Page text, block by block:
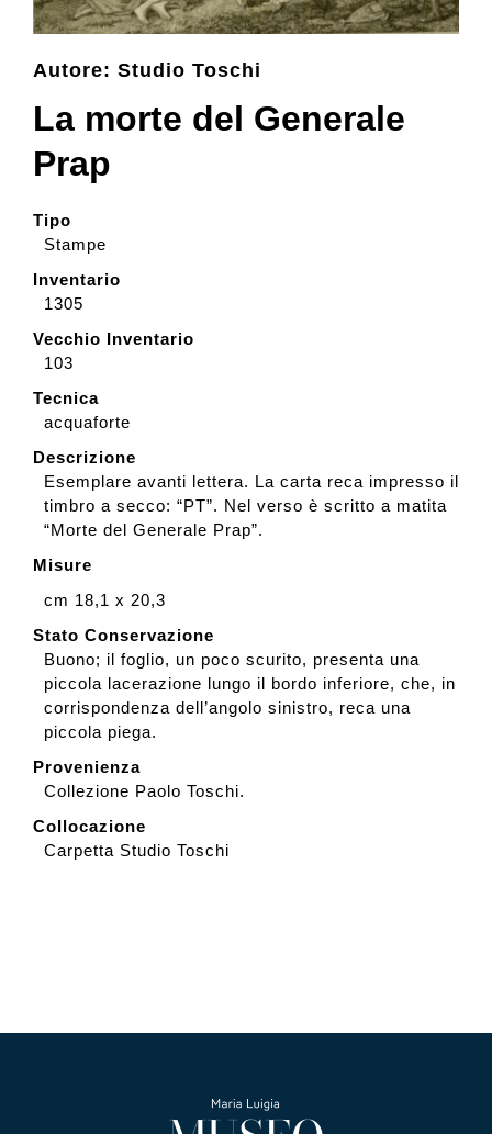
Collezione
Contatti e biglietti
Dona
Cerca
English
Autore: Studio Toschi
La morte del Generale
Prap
Tipo
Stampe
Inventario
1305
Vecchio Inventario
103
Tecnica
acquaforte
Descrizione
Esemplare avanti lettera. La carta reca impresso il
timbro a secco: “PT”. Nel verso è scritto a matita
“Morte del Generale Prap”.
Misure
cm 18,1 x 20,3
Stato Conservazione
Buono; il foglio, un poco scurito, presenta una
piccola lacerazione lungo il bordo inferiore, che, in
corrispondenza dell’angolo sinistro, reca una
piccola piega.
Provenienza
Collezione Paolo Toschi.
Collocazione
Carpetta Studio Toschi